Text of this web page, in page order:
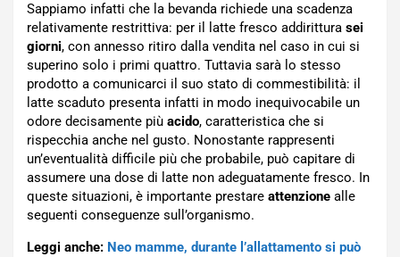
Sappiamo infatti che la bevanda richiede una scadenza
relativamente restrittiva: per il latte fresco addirittura sei
giorni, con annesso ritiro dalla vendita nel caso in cui si
superino solo i primi quattro. Tuttavia sarà lo stesso
prodotto a comunicarci il suo stato di commestibilità: il
latte scaduto presenta infatti in modo inequivocabile un
odore decisamente più acido, caratteristica che si
rispecchia anche nel gusto. Nonostante rappresenti
un’eventualità difficile più che probabile, può capitare di
assumere una dose di latte non adeguatamente fresco. In
queste situazioni, è importante prestare attenzione alle
seguenti conseguenze sull’organismo.
Leggi anche: Neo mamme, durante l’allattamento si può